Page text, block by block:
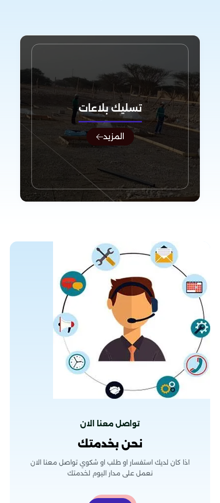
تسليك بلاعات
المزيد
تسليك بلاعات
تواصل معنا الان
نحن بخدمتك
اذا كان لديك استفسار او طلب او شكوي تواصل معنا الان
نعمل على مدار اليوم لخدمتك